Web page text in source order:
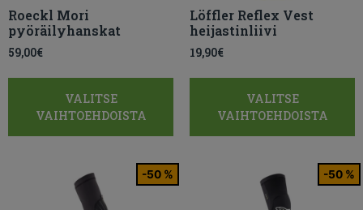
Roeckl Mori
pyöräilyhanskat
59,00€
VALITSE
VAIHTOEHDOISTA
Löffler Reflex Vest
heijastinliivi
19,90€
VALITSE
VAIHTOEHDOISTA
-50 % -50 %